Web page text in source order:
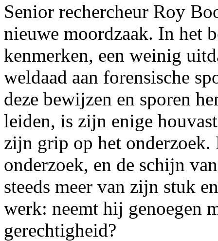
Senior rechercheur Roy
nieuwe moordzaak. In het
kenmerken, een weinig
weldaad aan forensische
deze bewijzen en sporen
leiden, is zijn enige
zijn grip op het
onderzoek, en de schijn
steeds meer van zijn stuk
werk: neemt hij genoegen
gerechtigheid?